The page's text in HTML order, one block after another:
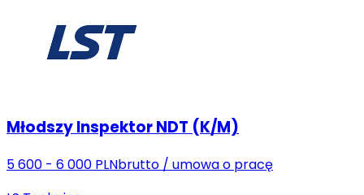
Młodszy Inspektor NDT (K/M)
5 600 - 6 000 PLNbrutto / umowa o pracę